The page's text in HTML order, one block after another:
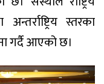
स्तरका
गर्दै आएको छ।